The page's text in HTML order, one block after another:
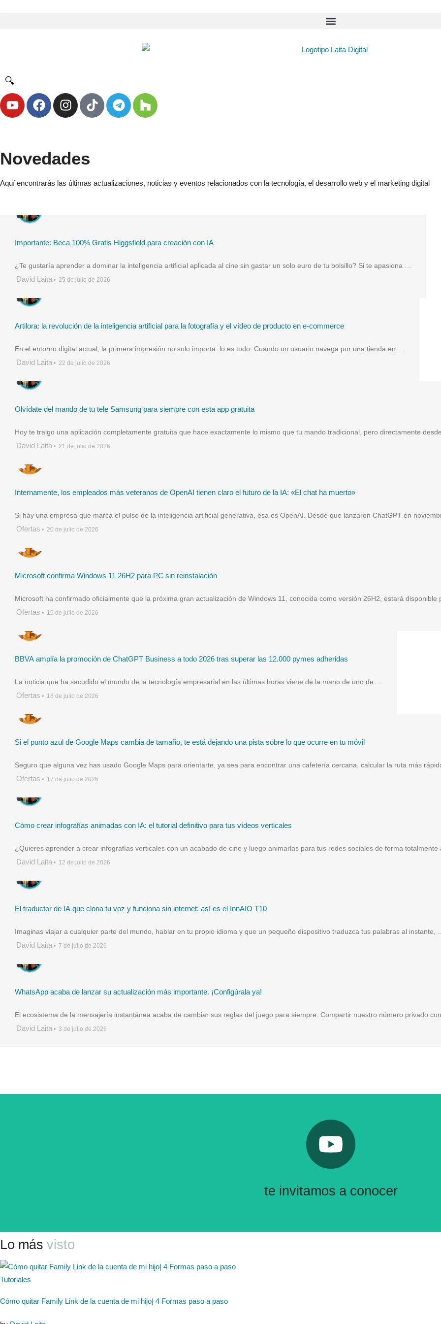
🔍
Novedades
Aquí encontrarás las últimas actualizaciones, noticias y eventos relacionados con la tecnología, el desarrollo web y el marketing digital
Importante: Beca 100% Gratis Higgsfield para creación con IA
¿Te gustaría aprender a dominar la inteligencia artificial aplicada al cine sin gastar un solo euro de tu bolsillo? Si te apasiona …
David Laita • 25 de julio de 2026
Artilora: la revolución de la inteligencia artificial para la fotografía y el vídeo de producto en e-commerce
En el entorno digital actual, la primera impresión no solo importa: lo es todo. Cuando un usuario navega por una tienda en …
David Laita • 22 de julio de 2026
Olvídate del mando de tu tele Samsung para siempre con esta app gratuita
Hoy te traigo una aplicación completamente gratuita que hace exactamente lo mismo que tu mando tradicional, pero directamente
David Laita • 21 de julio de 2026
Internamente, los empleados más veteranos de OpenAI tienen claro el futuro de la IA: «El chat ha muerto»
Si hay una empresa que marca el pulso de la inteligencia artificial generativa, esa es OpenAI. Desde que lanzaron ChatGPT en
Ofertas • 20 de julio de 2026
Microsoft confirma Windows 11 26H2 para PC sin reinstalación
Microsoft ha confirmado oficialmente que la próxima gran actualización de Windows 11, conocida como versión 26H2, estará
Ofertas • 19 de julio de 2026
BBVA amplía la promoción de ChatGPT Business a todo 2026 tras superar las 12.000 pymes adheridas
La noticia que ha sacudido el mundo de la tecnología empresarial en las últimas horas viene de la mano de uno de …
Ofertas • 18 de julio de 2026
Si el punto azul de Google Maps cambia de tamaño, te está dejando una pista sobre lo que ocurre en tu móvil
Seguro que alguna vez has usado Google Maps para orientarte, ya sea para encontrar una cafetería cercana, calcular la ruta más
Ofertas • 17 de julio de 2026
Cómo crear infografías animadas con IA: el tutorial definitivo para tus vídeos verticales
¿Quieres aprender a crear infografías verticales con un acabado de cine y luego animarlas para tus redes sociales de forma
David Laita • 12 de julio de 2026
El traductor de IA que clona tu voz y funciona sin internet: así es el InnAIO T10
Imaginas viajar a cualquier parte del mundo, hablar en tu propio idioma y que un pequeño dispositivo traduzca tus palabras al instante,
David Laita • 7 de julio de 2026
WhatsApp acaba de lanzar su actualización más importante. ¡Configúrala ya!
El ecosistema de la mensajería instantánea acaba de cambiar sus reglas del juego para siempre. Compartir nuestro número privado
David Laita • 3 de julio de 2026
te invitamos a conocer
Pulsa aquí
Lo más visto
Tutoriales
Cómo quitar Family Link de la cuenta de mi hijo| 4 Formas paso a paso